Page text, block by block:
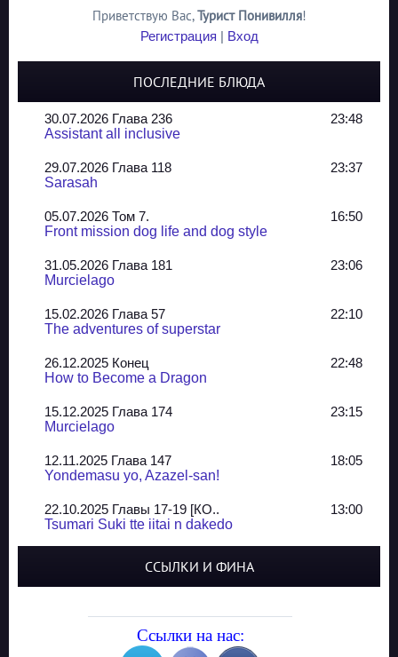
Приветствую Вас,Турист Понивилля!
Регистрация | Вход
ПОСЛЕДНИЕ БЛЮДА
30.07.2026 Глава 236
23:48
Assistant all inclusive
29.07.2026 Глава 118
23:37
Sarasah
05.07.2026 Том 7.
16:50
Front mission dog life and dog style
31.05.2026 Глава 181
23:06
Murcielago
15.02.2026 Глава 57
22:10
The adventures of superstar
26.12.2025 Конец
22:48
How to Become a Dragon
15.12.2025 Глава 174
23:15
Murcielago
12.11.2025 Глава 147
18:05
Yondemasu yo, Azazel-san!
22.10.2025 Главы 17-19 [КО..
13:00
Tsumari Suki tte iitai n dakedo
Yozakura Shijuusou
ССЫЛКИ И ФИНА
Ссылки на нас: